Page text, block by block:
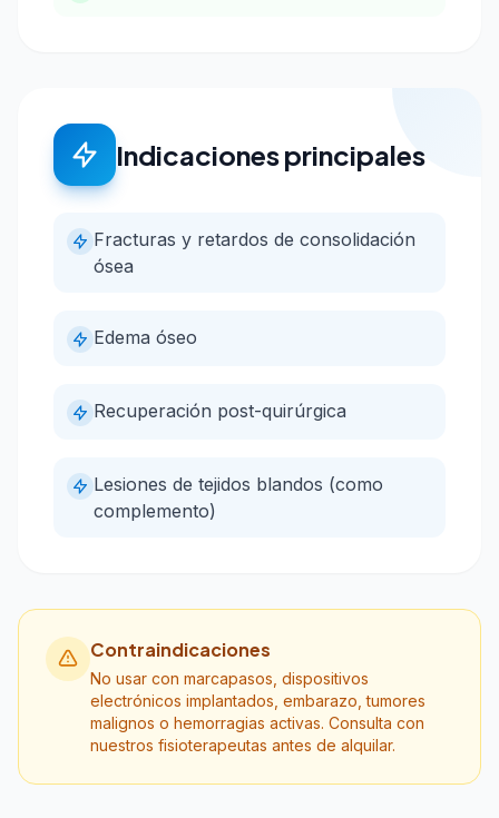
Indicaciones principales
Fracturas y retardos de consolidación
ósea
Edema óseo
Recuperación post-quirúrgica
Lesiones de tejidos blandos (como
complemento)
Contraindicaciones
No usar con marcapasos, dispositivos
electrónicos implantados, embarazo, tumores
malignos o hemorragias activas. Consulta con
nuestros fisioterapeutas antes de alquilar.